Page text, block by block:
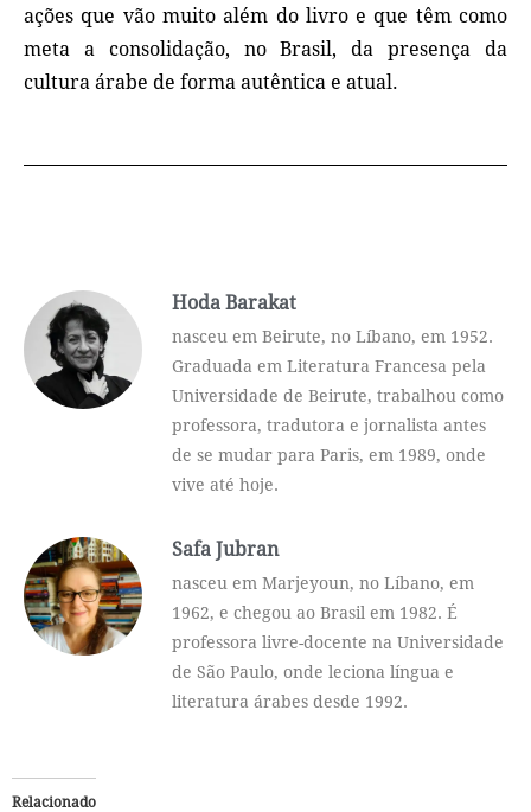
ações que vão muito além do livro e que têm como
meta a consolidação, no Brasil, da presença da
cultura árabe de forma autêntica e atual.
Hoda Barakat
nasceu em Beirute, no Líbano, em 1952.
Graduada em Literatura Francesa pela
Universidade de Beirute, trabalhou como
professora, tradutora e jornalista antes
de se mudar para Paris, em 1989, onde
vive até hoje.
Safa Jubran
nasceu em Marjeyoun, no Líbano, em
1962, e chegou ao Brasil em 1982. É
professora livre-docente na Universidade
de São Paulo, onde leciona língua e
literatura árabes desde 1992.
Relacionado